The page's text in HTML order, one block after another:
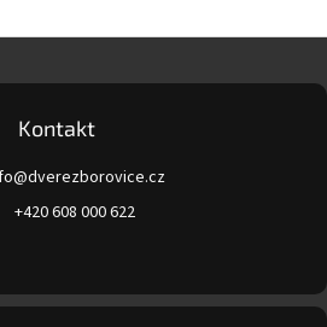
Kontakt
@dverezborovice.cz
+420 608 000 622